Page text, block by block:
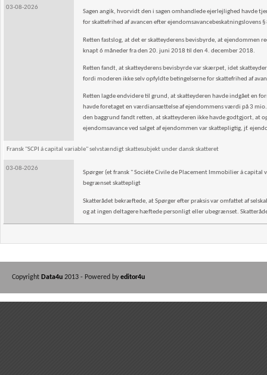
03-08-2026
Sagen angik, hvorvidt den i sagen omhandlede ejerlejlighed havde
for skattefrihed af avancen efter ejendomsavancebeskatningslovens
Retten fastslog, at det er skatteyderens bevisbyrde, at ejendommen
knapt 6 måneder fra den 20. juni 2018 til den 4. december 2018.
Retten fandt, at skatteyderens bevisbyrde var skærpet, idet
fordi moderen ikke selv opfyldte betingelserne for skattefrihed af
Retten lagde endvidere til grund, at skatteyderen havde indgået en
havde foretaget en værdiansættelse af ejendommens værdi på 3
den baggrund fandt retten, at skatteyderen ikke havde godtgjort, at
ejendomsavance ved salget af ejendommen var skattepligtig, jf.
Fransk "SCPI á capital variable" selvstændigt skattesubjekt under dansk skatteret
03-08-2026
Spørger (et fransk " Sociéte Civile de Placement Immobilier á
begrænset skattepligt
Skatterådet bekræftede, at Spørger efter praksis var omfattet af
og at ingen deltagere hæftede personligt eller ubegrænset.
Copyright Data4u 2013 - Powered by editor4u